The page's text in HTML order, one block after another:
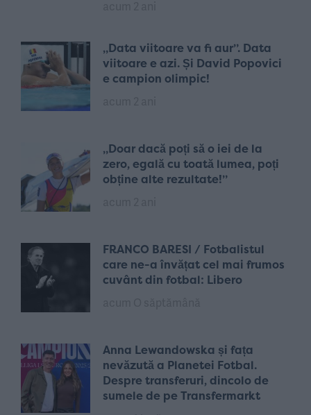
„Data viitoare va fi aur”. Data
viitoare e azi. Și David Popovici
e campion olimpic!
„Doar dacă poți să o iei de la
zero, egală cu toată lumea, poți
obține alte rezultate!”
FRANCO BARESI / Fotbalistul
care ne-a învățat cel mai frumos
cuvânt din fotbal: Libero
Anna Lewandowska și fața
nevăzută a Planetei Fotbal.
Despre transferuri, dincolo de
sumele de pe Transfermarkt